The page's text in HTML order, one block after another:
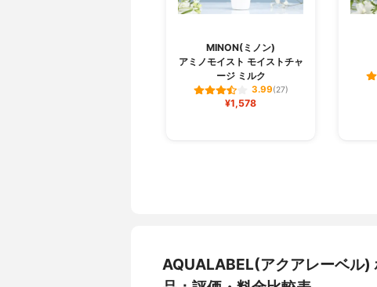
MINON(ミノン)
アミノモイスト モイストチャ
ージ ミルク
3.99(27)
¥1,578
AQUALABEL(アクアレーベル)